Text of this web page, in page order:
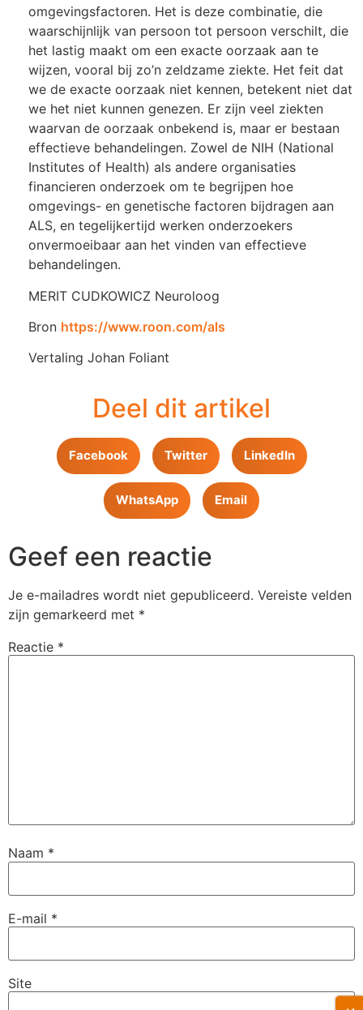
omgevingsfactoren. Het is deze combinatie, die
waarschijnlijk van persoon tot persoon verschilt, die
het lastig maakt om een ​​exacte oorzaak aan te
wijzen, vooral bij zo’n zeldzame ziekte. Het feit dat
we de exacte oorzaak niet kennen, betekent niet dat
we het niet kunnen genezen. Er zijn veel ziekten
waarvan de oorzaak onbekend is, maar er bestaan ​​
effectieve behandelingen. Zowel de NIH (National
Institutes of Health) als andere organisaties
financieren onderzoek om te begrijpen hoe
omgevings- en genetische factoren bijdragen aan
ALS, en tegelijkertijd werken onderzoekers
onvermoeibaar aan het vinden van effectieve
behandelingen.
MERIT CUDKOWICZ Neuroloog
Bron https://www.roon.com/als
Vertaling Johan Foliant
Deel dit artikel
Facebook Twitter LinkedIn
WhatsApp Email
Geef een reactie
Je e-mailadres wordt niet gepubliceerd. Vereiste velden
zijn gemarkeerd met *
Reactie *
Naam *
E-mail *
Site